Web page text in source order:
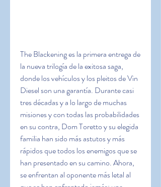
The Blackening es la primera entrega de
la nueva trilogía de la exitosa saga,
donde los vehículos y los pleitos de Vin
Diesel son una garantía. Durante casi
tres décadas y a lo largo de muchas
misiones y con todas las probabilidades
en su contra, Dom Toretto y su elegida
familia han sido más astutos y más
rápidos que todos los enemigos que se
han presentado en su camino. Ahora,
se enfrentan al oponente más letal al